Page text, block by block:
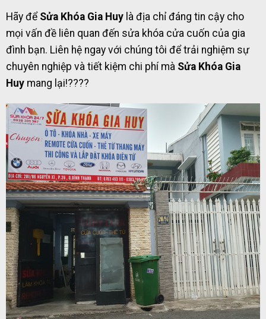
Hãy đểSửa Khóa Gia Huy là địa chỉ đáng tin cậy cho
mọi vấn đề liên quan đến sửa khóa cửa cuốn của gia
đình bạn. Liên hệ ngay với chúng tôi để trải nghiệm sự
chuyên nghiệp và tiết kiệm chi phí mà Sửa Khóa Gia
Huy mang lại!????